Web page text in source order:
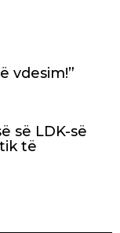
vdesim!”
së LDK-së
të